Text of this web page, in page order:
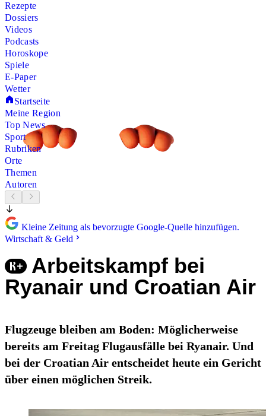
Rezepte
Dossiers
Videos
Podcasts
Horoskope
Spiele
E-Paper
Wetter
Startseite
Meine Region
Top News
Sport
Rubriken
Orte
Themen
Autoren
Kleine Zeitung als bevorzugte Google-Quelle hinzufügen.
Wirtschaft & Geld
Arbeitskampf bei
Ryanair und Croatian Air
Flugzeuge bleiben am Boden: Möglicherweise
bereits am Freitag Flugausfälle bei Ryanair. Und
bei der Croatian Air entscheidet heute ein Gericht
über einen möglichen Streik.